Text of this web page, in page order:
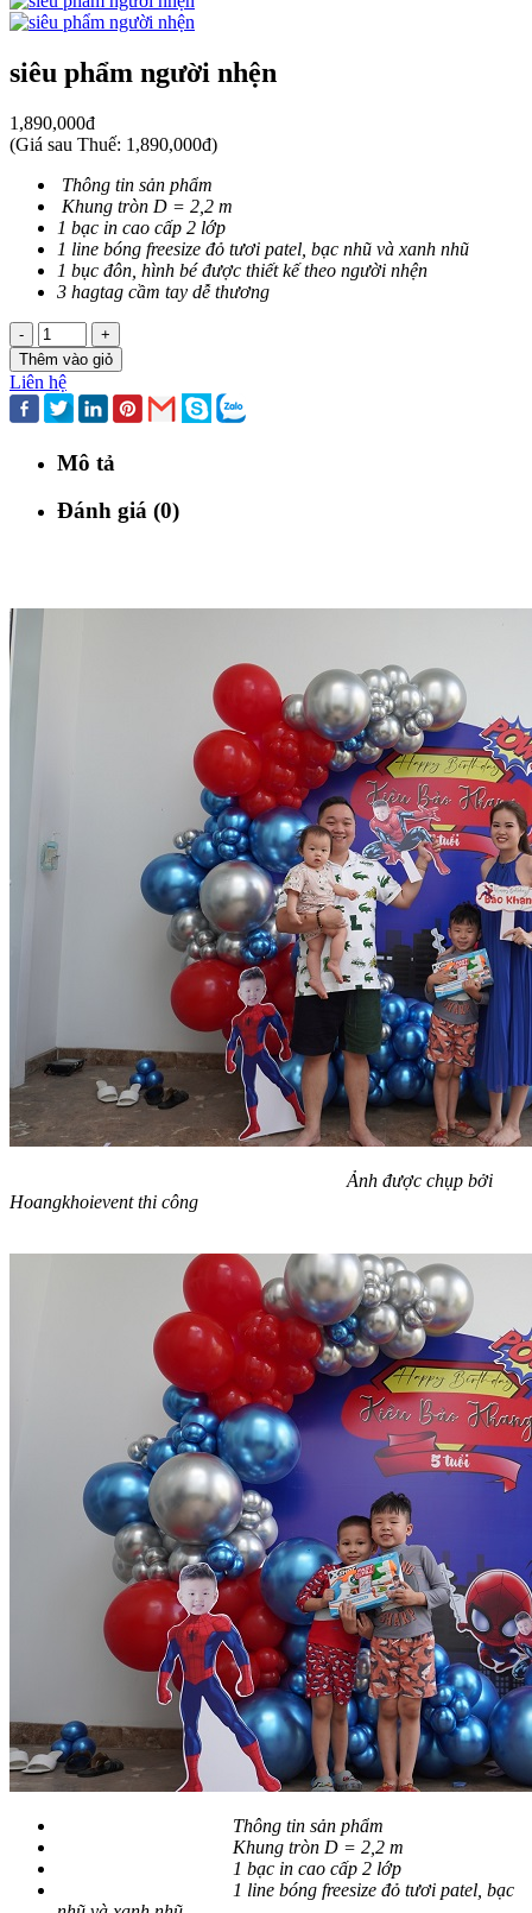
siêu phẩm người nhện
1,890,000đ
(Giá sau Thuế: 1,890,000đ)
Thông tin sản phẩm
Khung tròn D = 2,2 m
1 bạc in cao cấp 2 lớp
1 line bóng freesize đỏ tươi patel, bạc nhũ và xanh nhũ
1 bục đôn, hình bé được thiết kế theo người nhện
3 hagtag cầm tay dễ thương
-
+
Thêm vào giỏ
Liên hệ
Mô tả
Đánh giá (0)
Ảnh được chụp bởi
Hoangkhoievent thi công
Thông tin sản phẩm
Khung tròn D = 2,2 m
1 bạc in cao cấp 2 lớp
1 line bóng freesize đỏ tươi patel, bạc